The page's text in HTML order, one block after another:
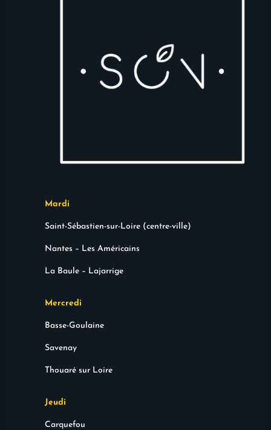
Mardi
Saint-Sébastien-sur-Loire (centre-ville)
Nantes – Les Américains
La Baule – Lajarrige
Mercredi
Basse-Goulaine
Savenay
Thouaré sur Loire
Jeudi
Carquefou